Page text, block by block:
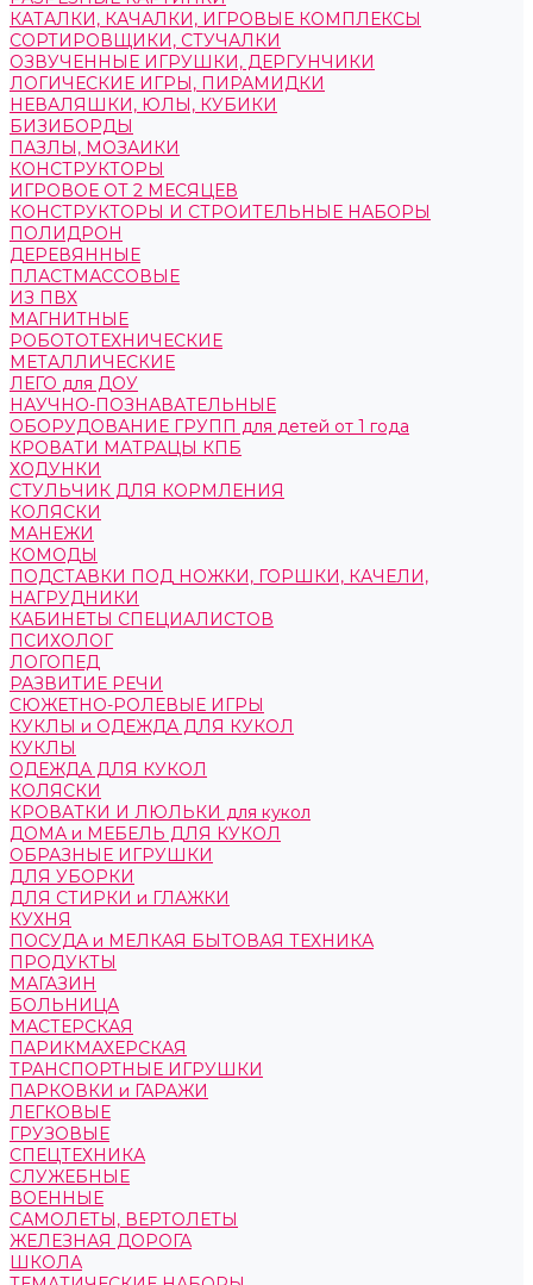
КАТАЛКИ, КАЧАЛКИ, ИГРОВЫЕ КОМПЛЕКСЫ
СОРТИРОВЩИКИ, СТУЧАЛКИ
ОЗВУЧЕННЫЕ ИГРУШКИ, ДЕРГУНЧИКИ
ЛОГИЧЕСКИЕ ИГРЫ, ПИРАМИДКИ
НЕВАЛЯШКИ, ЮЛЫ, КУБИКИ
БИЗИБОРДЫ
ПАЗЛЫ, МОЗАИКИ
КОНСТРУКТОРЫ
ИГРОВОЕ ОТ 2 МЕСЯЦЕВ
КОНСТРУКТОРЫ И СТРОИТЕЛЬНЫЕ НАБОРЫ
ПОЛИДРОН
ДЕРЕВЯННЫЕ
ПЛАСТМАССОВЫЕ
ИЗ ПВХ
МАГНИТНЫЕ
РОБОТОТЕХНИЧЕСКИЕ
МЕТАЛЛИЧЕСКИЕ
ЛЕГО для ДОУ
НАУЧНО-ПОЗНАВАТЕЛЬНЫЕ
ОБОРУДОВАНИЕ ГРУПП для детей от 1 года
КРОВАТИ МАТРАЦЫ КПБ
ХОДУНКИ
СТУЛЬЧИК ДЛЯ КОРМЛЕНИЯ
КОЛЯСКИ
МАНЕЖИ
КОМОДЫ
ПОДСТАВКИ ПОД НОЖКИ, ГОРШКИ, КАЧЕЛИ,
НАГРУДНИКИ
КАБИНЕТЫ СПЕЦИАЛИСТОВ
ПСИХОЛОГ
ЛОГОПЕД
РАЗВИТИЕ РЕЧИ
СЮЖЕТНО-РОЛЕВЫЕ ИГРЫ
КУКЛЫ и ОДЕЖДА ДЛЯ КУКОЛ
КУКЛЫ
ОДЕЖДА ДЛЯ КУКОЛ
КОЛЯСКИ
КРОВАТКИ И ЛЮЛЬКИ для кукол
ДОМА и МЕБЕЛЬ ДЛЯ КУКОЛ
ОБРАЗНЫЕ ИГРУШКИ
ДЛЯ УБОРКИ
ДЛЯ СТИРКИ и ГЛАЖКИ
КУХНЯ
ПОСУДА и МЕЛКАЯ БЫТОВАЯ ТЕХНИКА
ПРОДУКТЫ
МАГАЗИН
БОЛЬНИЦА
МАСТЕРСКАЯ
ПАРИКМАХЕРСКАЯ
ТРАНСПОРТНЫЕ ИГРУШКИ
ПАРКОВКИ и ГАРАЖИ
ЛЕГКОВЫЕ
ГРУЗОВЫЕ
СПЕЦТЕХНИКА
СЛУЖЕБНЫЕ
ВОЕННЫЕ
САМОЛЕТЫ, ВЕРТОЛЕТЫ
ЖЕЛЕЗНАЯ ДОРОГА
ШКОЛА